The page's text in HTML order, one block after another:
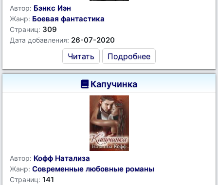
Автор: Бэнкс Иэн
Жанр: Боевая фантастика
Страниц: 309
Дата добавления: 26-07-2020
Читать Подробнее
Капучинка
Автор: Кофф Натализа
Жанр: Современные любовные романы
Страниц: 141